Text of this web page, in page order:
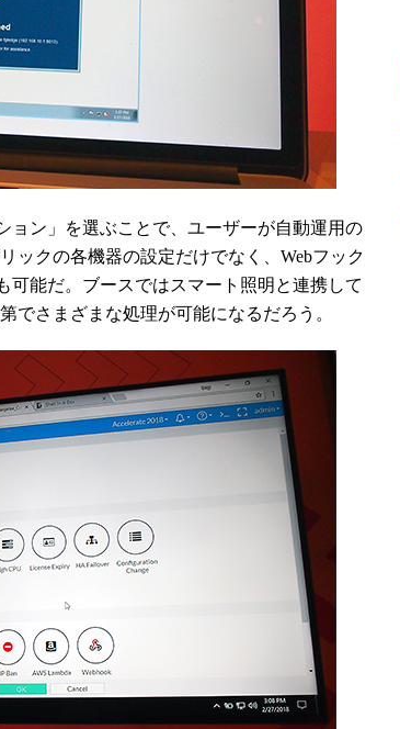
ョン」を選ぶことで、ユーザーが自動運用の
ックの各機器の設定だけでなく、Webフック
可能だ。ブースではスマート照明と連携して
でさまざまな処理が可能になるだろう。